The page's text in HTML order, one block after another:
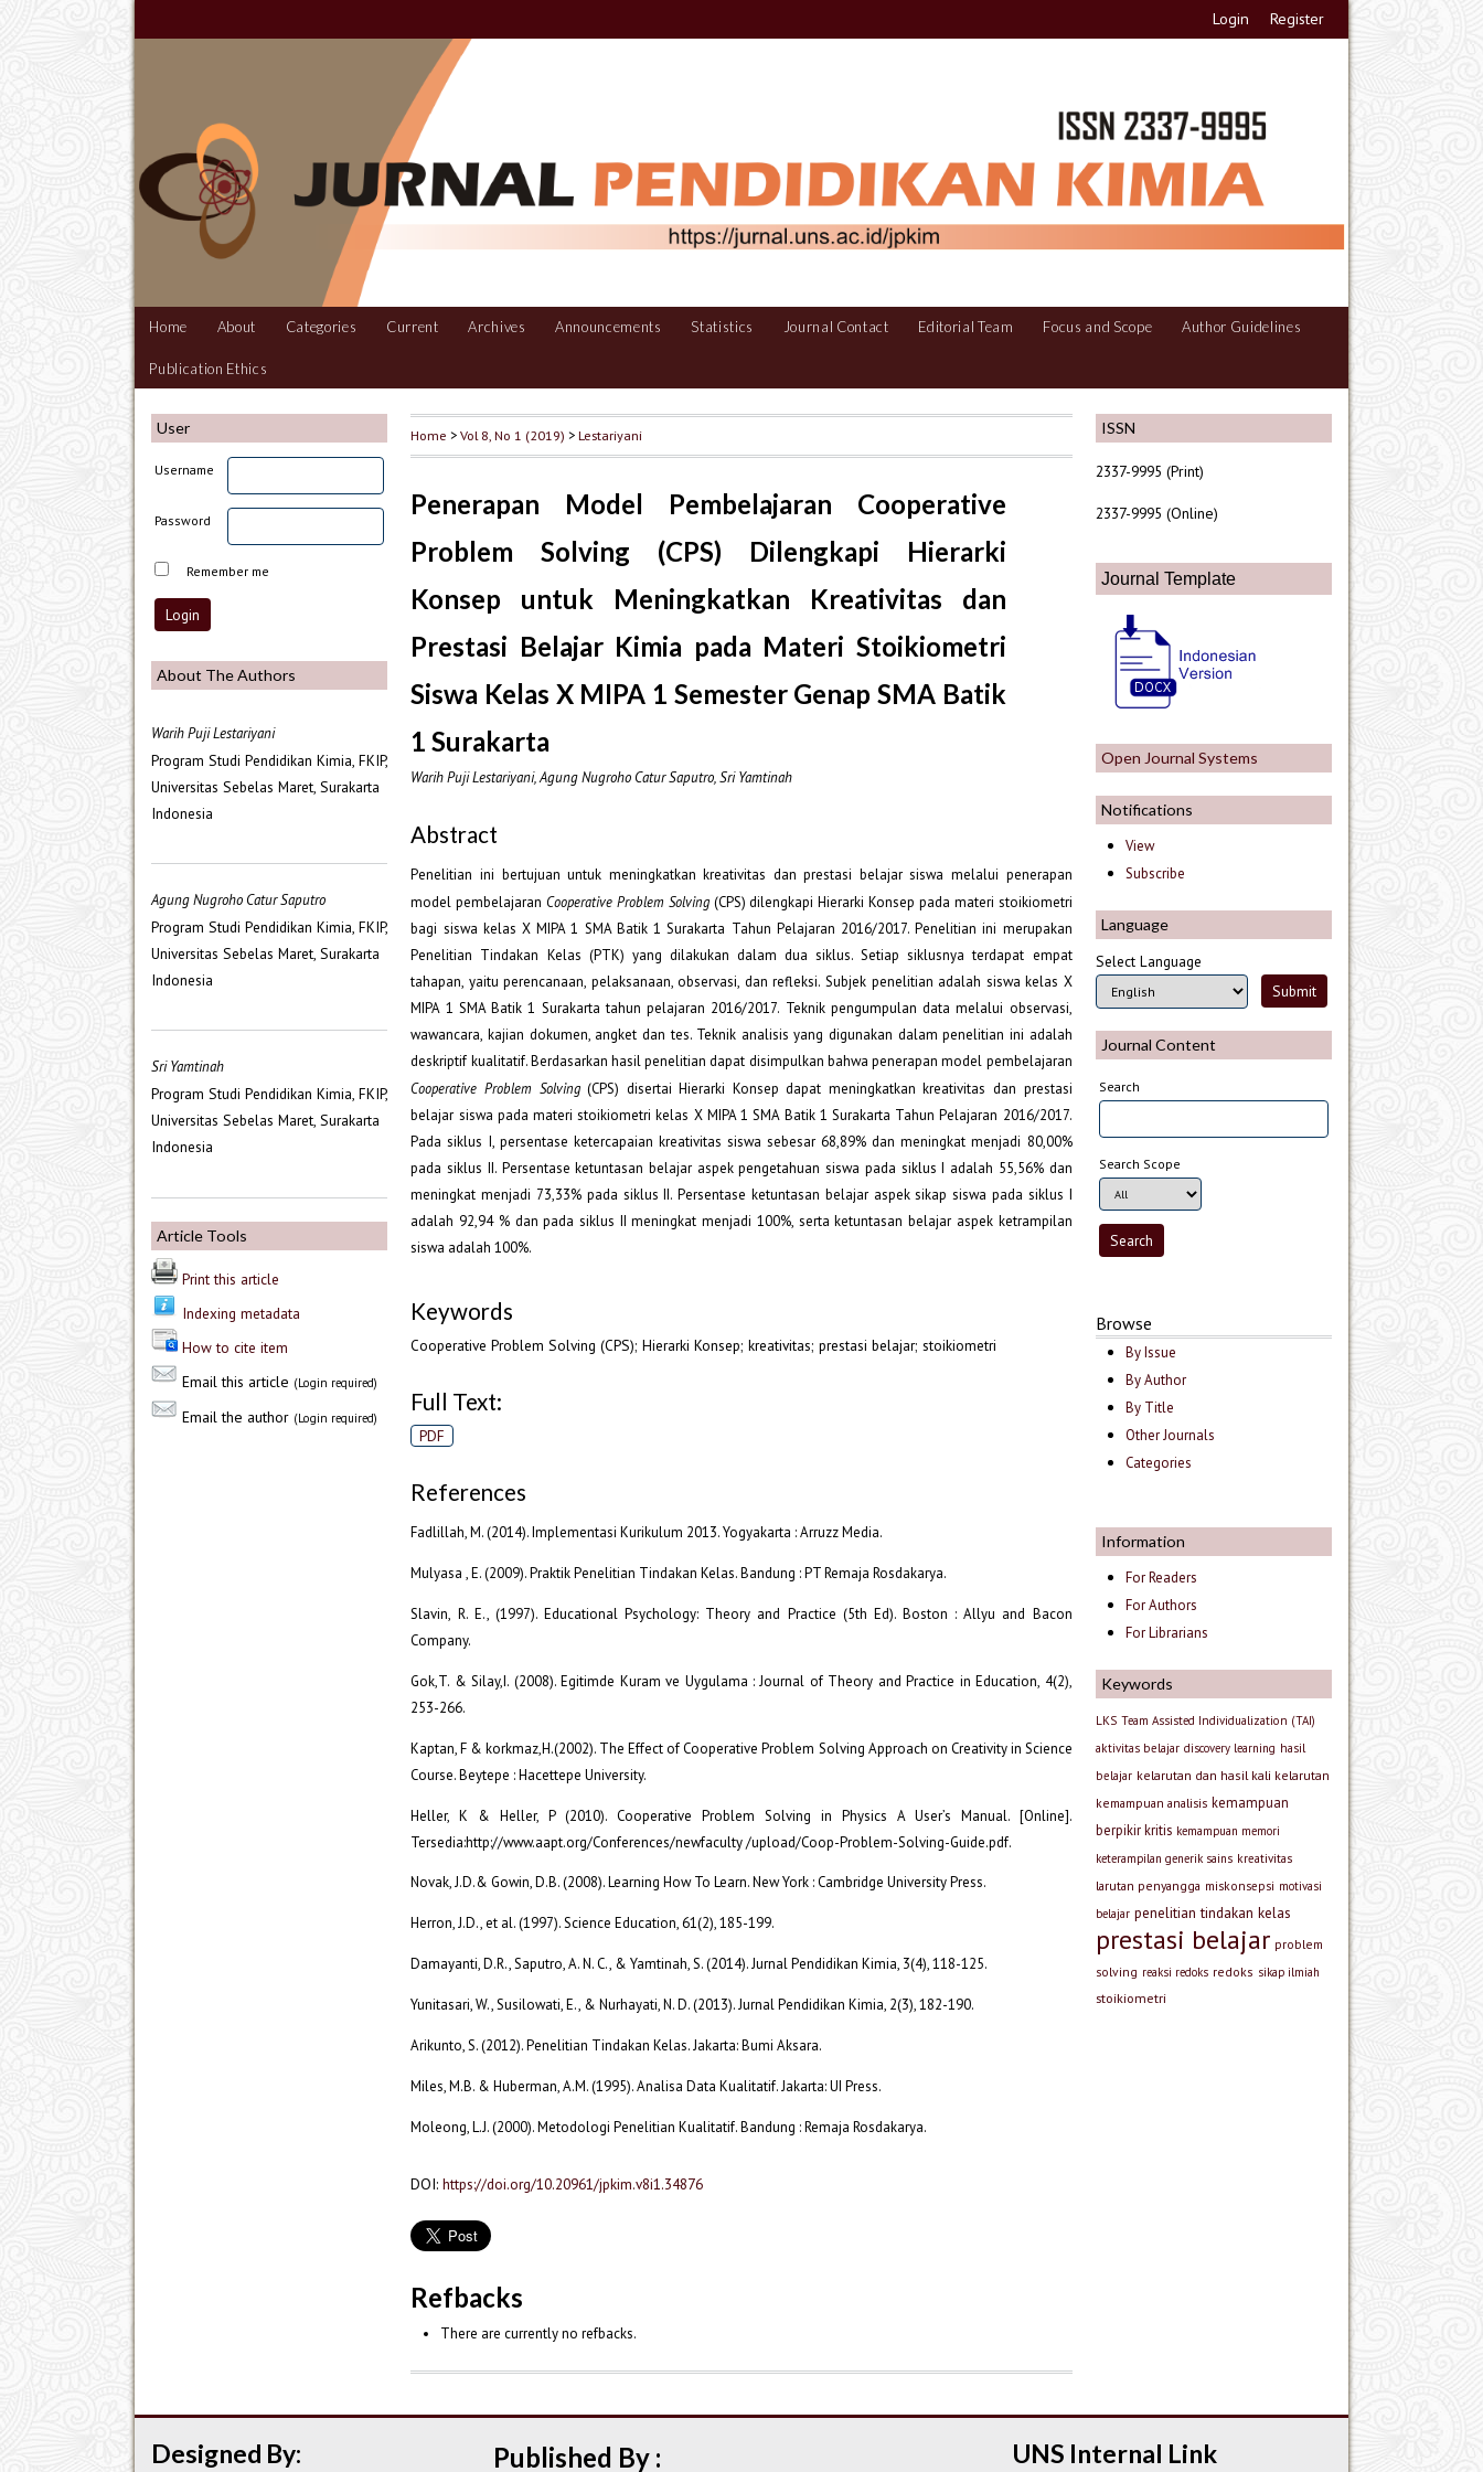
Login Register
Home About Categories Current Archives Announcements Statistics Journal Contact Editorial Team Focus and Scope Author Guidelines
Publication Ethics
ISSN
2337-9995 (Print)
2337-9995 (Online)
Journal Template
Open Journal Systems
Notifications
View
Subscribe
Language
Select Language
Journal Content
Search
Search Scope
Browse
By Issue
By Author
By Title
Other Journals
Categories
Information
For Readers
For Authors
For Librarians
Keywords
LKS Team Assisted Individualization (TAI)
aktivitas belajar discovery learning hasil
belajar kelarutan dan hasil kali kelarutan
kemampuan analisis kemampuan
berpikir kritis kemampuan memori
keterampilan generik sains kreativitas
larutan penyangga miskonsepsi motivasi
belajar penelitian tindakan kelas
prestasi belajar problem
solving reaksi redoks redoks sikap ilmiah
stoikiometri
User
Username
Password
Remember me
About The Authors
Warih Puji Lestariyani
Program Studi Pendidikan Kimia, FKIP,
Universitas Sebelas Maret, Surakarta
Indonesia
Agung Nugroho Catur Saputro
Program Studi Pendidikan Kimia, FKIP,
Universitas Sebelas Maret, Surakarta
Indonesia
Sri Yamtinah
Program Studi Pendidikan Kimia, FKIP,
Universitas Sebelas Maret, Surakarta
Indonesia
Article Tools
Print this article
Indexing metadata
How to cite item
Email this article (Login required)
Email the author (Login required)
Home >Vol 8, No 1 (2019) >Lestariyani
Penerapan Model Pembelajaran Cooperative
Problem Solving (CPS) Dilengkapi Hierarki
Konsep untuk Meningkatkan Kreativitas dan
Prestasi Belajar Kimia pada Materi Stoikiometri
Siswa Kelas X MIPA 1 Semester Genap SMA Batik
1 Surakarta
Warih Puji Lestariyani, Agung Nugroho Catur Saputro, Sri Yamtinah
Abstract
Penelitian ini bertujuan untuk meningkatkan kreativitas dan prestasi belajar siswa melalui penerapan
model pembelajaran Cooperative Problem Solving (CPS) dilengkapi Hierarki Konsep pada materi stoikiometri
bagi siswa kelas X MIPA 1 SMA Batik 1 Surakarta Tahun Pelajaran 2016/2017. Penelitian ini merupakan
Penelitian Tindakan Kelas (PTK) yang dilakukan dalam dua siklus. Setiap siklusnya terdapat empat
tahapan, yaitu perencanaan, pelaksanaan, observasi, dan refleksi. Subjek penelitian adalah siswa kelas X
MIPA 1 SMA Batik 1 Surakarta tahun pelajaran 2016/2017. Teknik pengumpulan data melalui observasi,
wawancara, kajian dokumen, angket dan tes. Teknik analisis yang digunakan dalam penelitian ini adalah
deskriptif kualitatif. Berdasarkan hasil penelitian dapat disimpulkan bahwa penerapan model pembelajaran
Cooperative Problem Solving(CPS) disertai Hierarki Konsep dapat meningkatkan kreativitas dan prestasi
belajar siswa pada materi stoikiometri kelas X MIPA 1 SMA Batik 1 Surakarta Tahun Pelajaran 2016/2017.
Pada siklus I, persentase ketercapaian kreativitas siswa sebesar 68,89% dan meningkat menjadi 80,00%
pada siklus II. Persentase ketuntasan belajar aspek pengetahuan siswa pada siklus I adalah 55,56% dan
meningkat menjadi 73,33% pada siklus II. Persentase ketuntasan belajar aspek sikap siswa pada siklus I
adalah 92,94 % dan pada siklus II meningkat menjadi 100%, serta ketuntasan belajar aspek ketrampilan
siswa adalah 100%.
Keywords
Cooperative Problem Solving (CPS); Hierarki Konsep; kreativitas; prestasi belajar; stoikiometri
Full Text:
PDF
References
Fadlillah, M. (2014). Implementasi Kurikulum 2013. Yogyakarta : Arruzz Media.
Mulyasa , E. (2009). Praktik Penelitian Tindakan Kelas. Bandung : PT Remaja Rosdakarya.
Slavin, R. E., (1997). Educational Psychology: Theory and Practice (5th Ed). Boston : Allyu and Bacon
Company.
Gok,T. & Silay,I. (2008). Egitimde Kuram ve Uygulama : Journal of Theory and Practice in Education, 4(2),
253-266.
Kaptan, F & korkmaz,H.(2002). The Effect of Cooperative Problem Solving Approach on Creativity in Science
Course. Beytepe : Hacettepe University.
Heller, K & Heller, P (2010). Cooperative Problem Solving in Physics A User’s Manual. [Online].
Tersedia:http://www.aapt.org/Conferences/newfaculty /upload/Coop-Problem-Solving-Guide.pdf.
Novak, J.D.& Gowin, D.B. (2008). Learning How To Learn. New York : Cambridge University Press.
Herron, J.D., et al. (1997). Science Education, 61(2), 185-199.
Damayanti, D.R., Saputro, A. N. C., & Yamtinah, S. (2014). Jurnal Pendidikan Kimia, 3(4), 118-125.
Yunitasari, W., Susilowati, E., & Nurhayati, N. D. (2013). Jurnal Pendidikan Kimia, 2(3), 182-190.
Arikunto, S. (2012). Penelitian Tindakan Kelas. Jakarta: Bumi Aksara.
Miles, M.B. & Huberman, A.M. (1995). Analisa Data Kualitatif. Jakarta: UI Press.
Moleong, L.J. (2000). Metodologi Penelitian Kualitatif. Bandung : Remaja Rosdakarya.
DOI:https://doi.org/10.20961/jpkim.v8i1.34876
Refbacks
There are currently no refbacks.
UNS Internal Link
Published By :
Designed By: